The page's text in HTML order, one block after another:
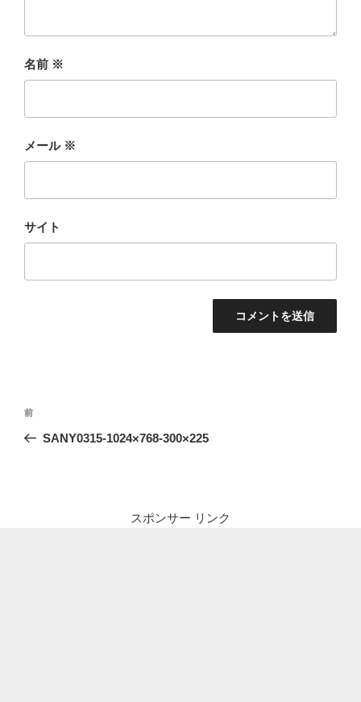
名前 ※
メール ※
サイト
投
ナ
前
の
前
SANY0315-1024×768-300×225
スポンサー リンク